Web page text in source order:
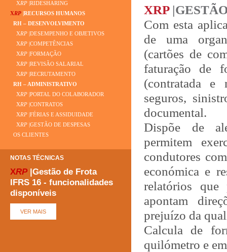
XRP |RIDESHARING
XRP |RECURSOS HUMANOS
RH – DESENVOLVIMENTO
XRP |DESEMPENHO E OBJETIVOS
XRP |COMPETÊNCIAS
XRP |FORMAÇÃO
XRP |REVISÃO SALARIAL
XRP |RECRUTAMENTO
RH – ADMINISTRATIVO
XRP |PORTAL DO COLABORADOR
XRP |CONTRATOS
XRP |FÉRIAS E ASSIDUIDADE
XRP |GESTÃO DE DESPESAS
OS CLIENTES
NOTAS TÉCNICAS
XRP|Gestão de Frota
IFRS 16 - funcionalidades
disponíveis
XRP
Com esta
de uma
(cartões de
faturação de
(contratada e
seguros,
documental.
Dispõe de
permitem
condutores
económica e
relatórios que
apontam
prejuízo da
Calcula de
quilómetro e